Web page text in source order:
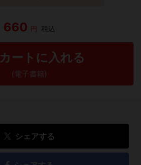
660 円 税込
カートに入れる
(電子書籍)
シェアする